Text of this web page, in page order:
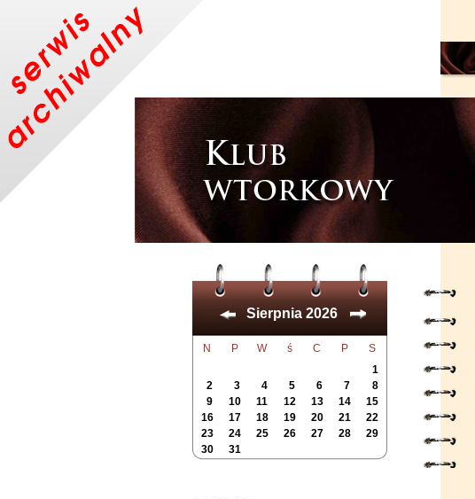
Sierpnia 2026
N P W ś C P
S
1
2
3 4 5 6 7
8
9
10 11 12 13 14
15
16
17 18 19 20 21
22
23
24 25 26 27 28
29
30
31